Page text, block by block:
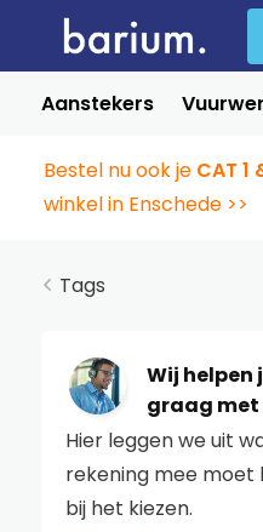
Aanstekers
Bestel nu ook je CAT 1
winkel in Enschede >>
Tags
Wij helpen
graag met
Hier leggen we uit
rekening mee moet
bij het kiezen.